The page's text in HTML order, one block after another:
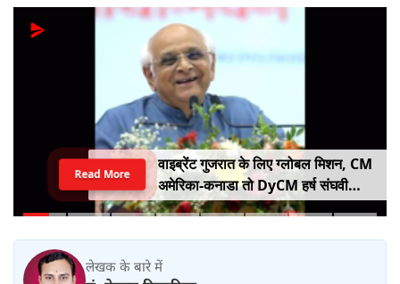
वाइब्रेंट गुजरात के लिए ग्लोबल मिशन, CM
अमेरिका-कनाडा तो DyCM हर्ष संघवी
संभालेंगे जापान-यूरोप का मोर्चा
Read More
लेखक के बारे में